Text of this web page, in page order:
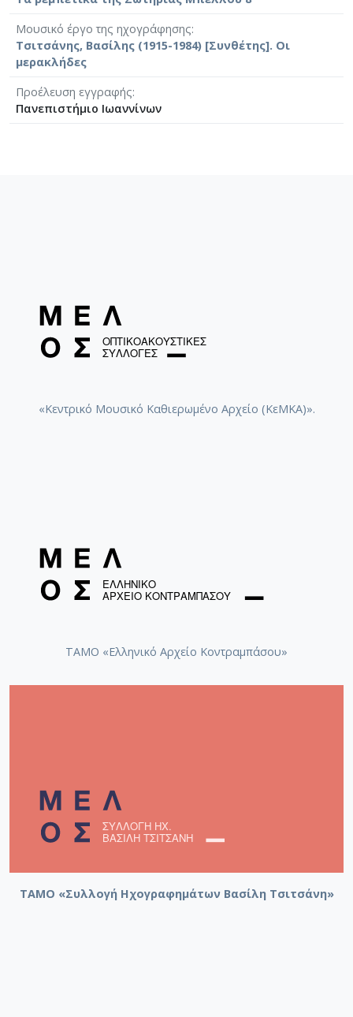
Μουσικό έργο της ηχογράφησης
Τσιτσάνης, Βασίλης (1915-1984) [Συνθέτης]. Οι
μερακλήδες
Προέλευση εγγραφής
Πανεπιστήμιο Ιωαννίνων
«Κεντρικό Μουσικό Καθιερωμένο Αρχείο (ΚεΜΚΑ)».
ΤΑΜΟ «Ελληνικό Αρχείο Κοντραμπάσου»
ΤΑΜΟ «Συλλογή Ηχογραφημάτων Βασίλη Τσιτσάνη»